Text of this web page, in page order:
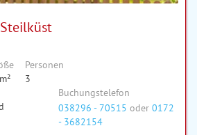
Personen
3
Buchungstelefon
038296 - 70515 oder 0172
- 3682154